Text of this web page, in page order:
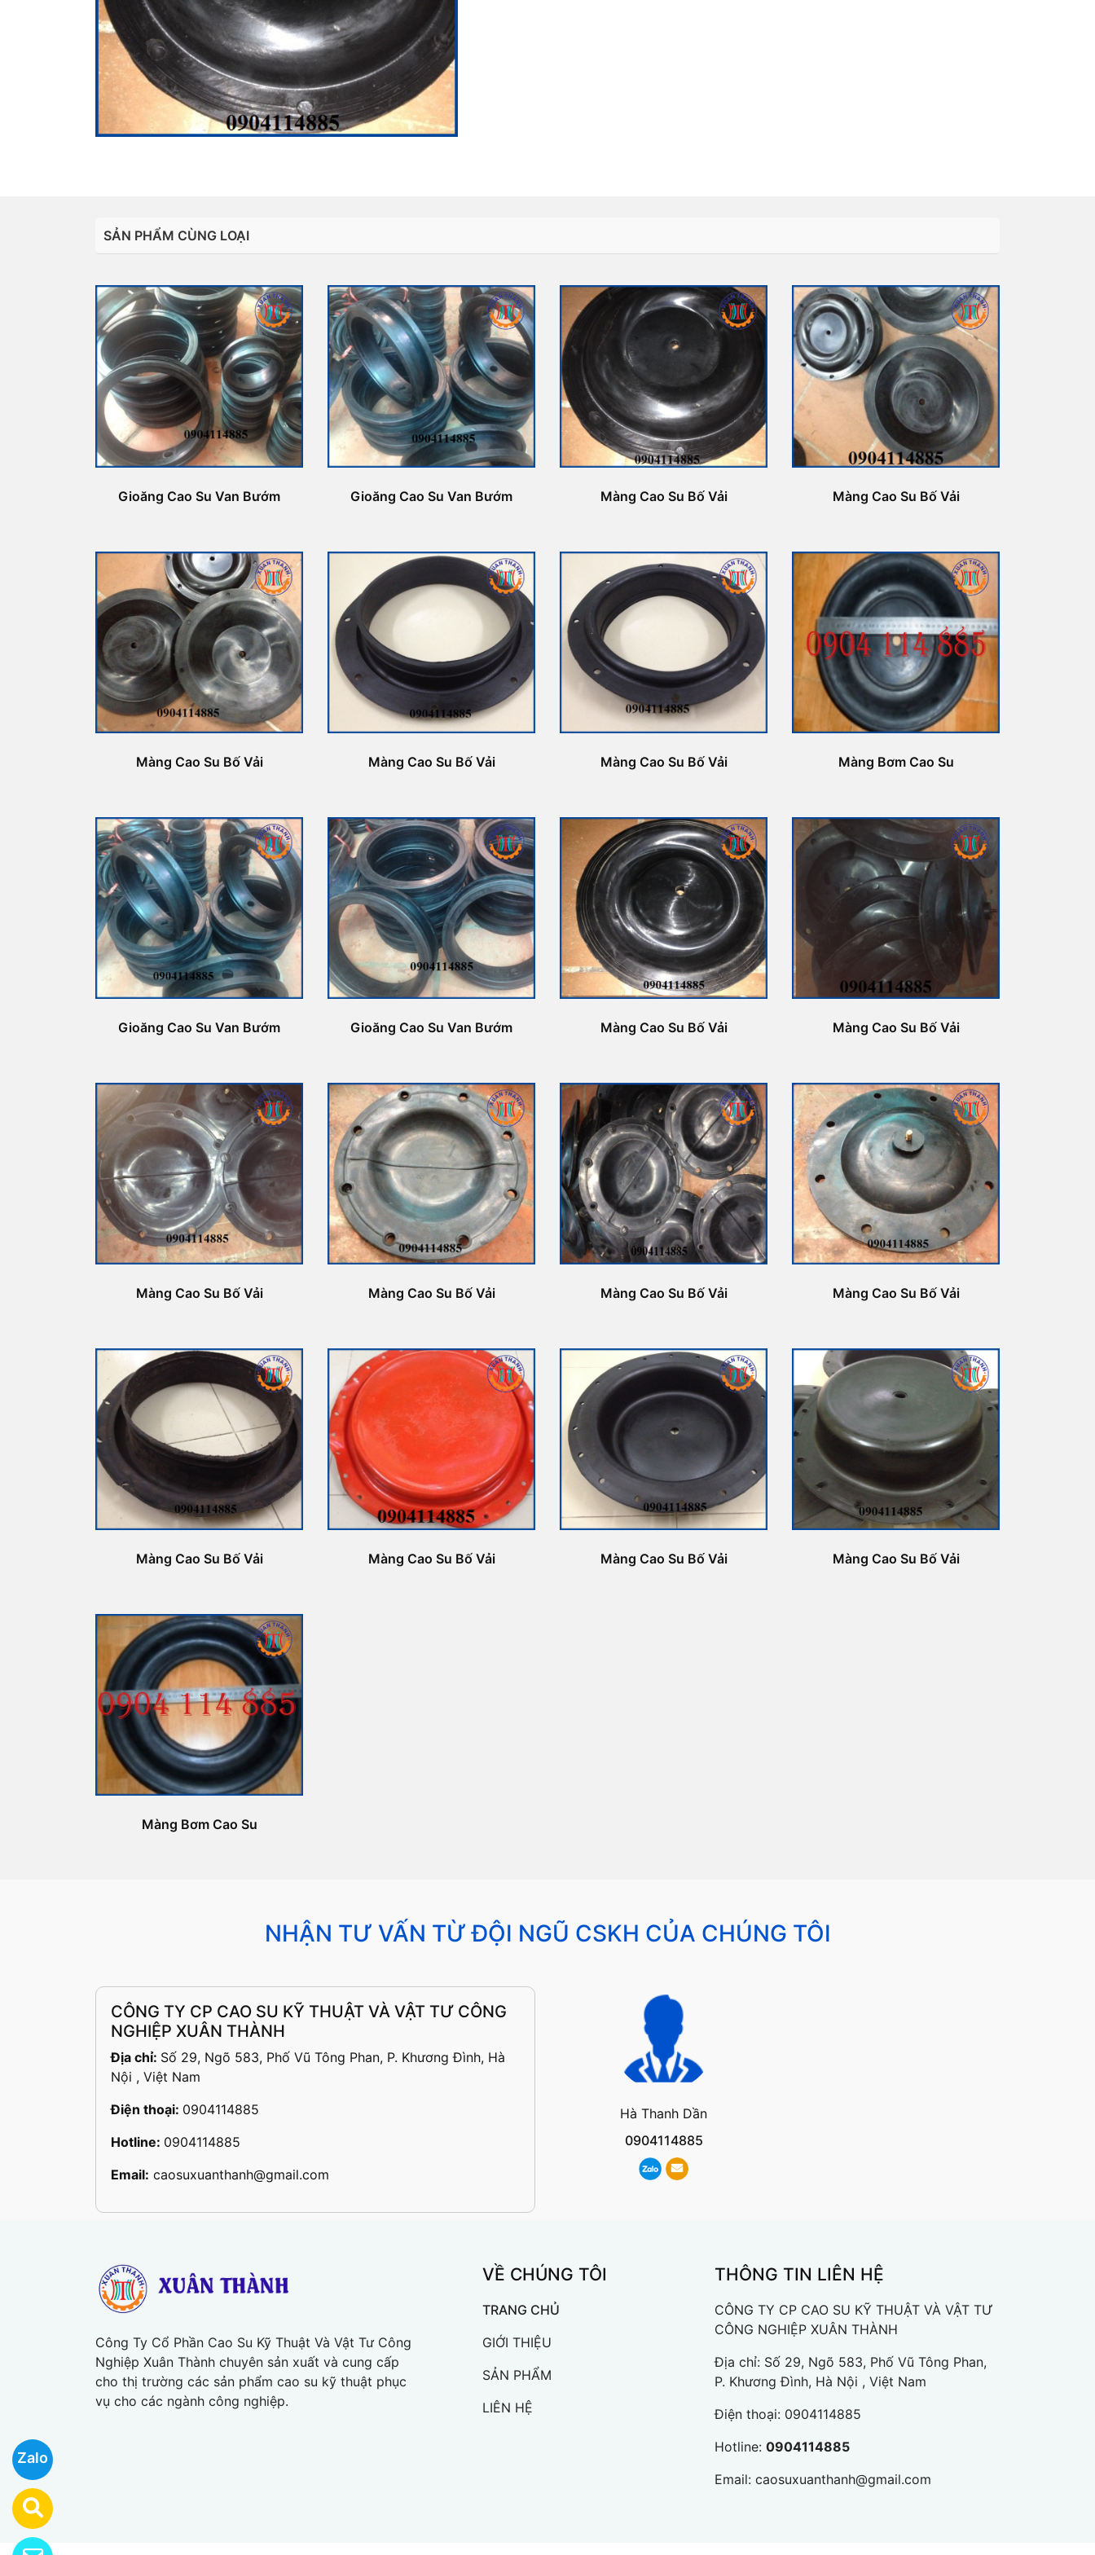
Zalo
SẢN PHẨM CÙNG LOẠI
Gioăng Cao Su Van Bướm Gioăng Cao Su Van Bướm Màng Cao Su Bố Vải Màng Cao Su Bố Vải
Màng Cao Su Bố Vải Màng Cao Su Bố Vải Màng Cao Su Bố Vải Màng Bơm Cao Su
Gioăng Cao Su Van Bướm Gioăng Cao Su Van Bướm Màng Cao Su Bố Vải Màng Cao Su Bố Vải
Màng Cao Su Bố Vải Màng Cao Su Bố Vải Màng Cao Su Bố Vải Màng Cao Su Bố Vải
Màng Cao Su Bố Vải Màng Cao Su Bố Vải Màng Cao Su Bố Vải Màng Cao Su Bố Vải
Màng Bơm Cao Su
NHẬN TƯ VẤN TỪ ĐỘI NGŨ CSKH CỦA CHÚNG TÔI
CÔNG TY CP CAO SU KỸ THUẬT VÀ VẬT TƯ CÔNG
NGHIỆP XUÂN THÀNH
Địa chỉ: Số 29, Ngõ 583, Phố Vũ Tông Phan, P. Khương Đình, Hà
Nội , Việt Nam
Điện thoại: 0904114885
Hotline: 0904114885
Email: caosuxuanthanh@gmail.com
Hà Thanh Dần
0904114885
Công Ty Cổ Phần Cao Su Kỹ Thuật Và Vật Tư Công
Nghiệp Xuân Thành chuyên sản xuất và cung cấp
cho thị trường các sản phẩm cao su kỹ thuật phục
vụ cho các ngành công nghiệp.
VỀ CHÚNG TÔI
TRANG CHỦ
GIỚI THIỆU
SẢN PHẨM
LIÊN HỆ
THÔNG TIN LIÊN HỆ
CÔNG TY CP CAO SU KỸ THUẬT VÀ VẬT TƯ
CÔNG NGHIỆP XUÂN THÀNH
Địa chỉ: Số 29, Ngõ 583, Phố Vũ Tông Phan,
P. Khương Đình, Hà Nội , Việt Nam
Điện thoại: 0904114885
Hotline: 0904114885
Email: caosuxuanthanh@gmail.com